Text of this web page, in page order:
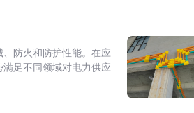
防火和防护性能。在应
足不同领域对电力供应